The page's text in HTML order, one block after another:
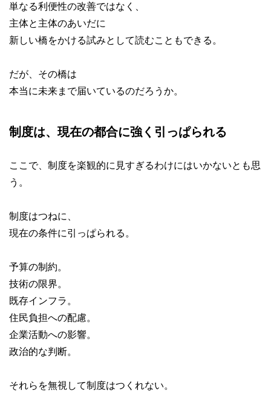
単なる利便性の改善ではなく、
主体と主体のあいだに
新しい橋をかける試みとして読むこともできる。
だが、その橋は
本当に未来まで届いているのだろうか。
制度は、現在の都合に強く引っぱられる
ここで、制度を楽観的に見すぎるわけにはいかないとも思
う。
制度はつねに、
現在の条件に引っぱられる。
予算の制約。
技術の限界。
既存インフラ。
住民負担への配慮。
企業活動への影響。
政治的な判断。
それらを無視して制度はつくれない。